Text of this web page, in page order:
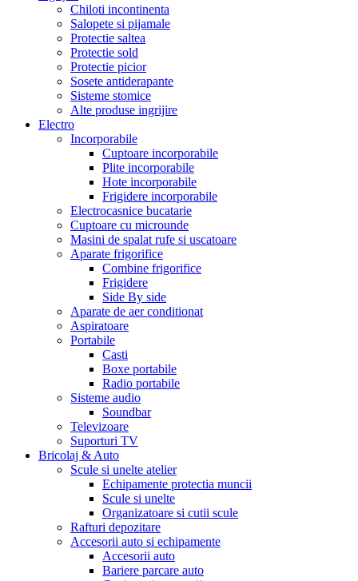
Chiloti incontinenta
Salopete si pijamale
Protectie saltea
Protectie sold
Protectie picior
Sosete antiderapante
Sisteme stomice
Alte produse ingrijire
Electro
Incorporabile
Cuptoare incorporabile
Plite incorporabile
Hote incorporabile
Frigidere incorporabile
Electrocasnice bucatarie
Cuptoare cu microunde
Masini de spalat rufe si uscatoare
Aparate frigorifice
Combine frigorifice
Frigidere
Side By side
Aparate de aer conditionat
Aspiratoare
Portabile
Casti
Boxe portabile
Radio portabile
Sisteme audio
Soundbar
Televizoare
Suporturi TV
Bricolaj & Auto
Scule si unelte atelier
Echipamente protectia muncii
Scule si unelte
Organizatoare si cutii scule
Rafturi depozitare
Accesorii auto si echipamente
Accesorii auto
Bariere parcare auto